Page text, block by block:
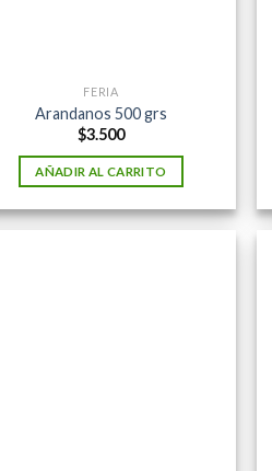
FERIA
Arandanos 500 grs
$3.500
AÑADIR AL CARRITO